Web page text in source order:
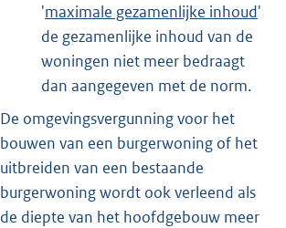
'maximale gezamenlijke inhoud'
de gezamenlijke inhoud van de
woningen niet meer bedraagt
dan aangegeven met de norm.
De omgevingsvergunning voor het
bouwen van een burgerwoning of het
uitbreiden van een bestaande
burgerwoning wordt ook verleend als
de diepte van het hoofdgebouw meer